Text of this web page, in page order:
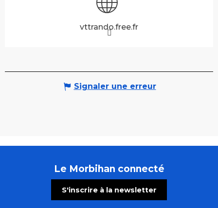
vttrando.free.fr
Signaler une erreur
Le Morbihan connecté
S'inscrire à la newsletter